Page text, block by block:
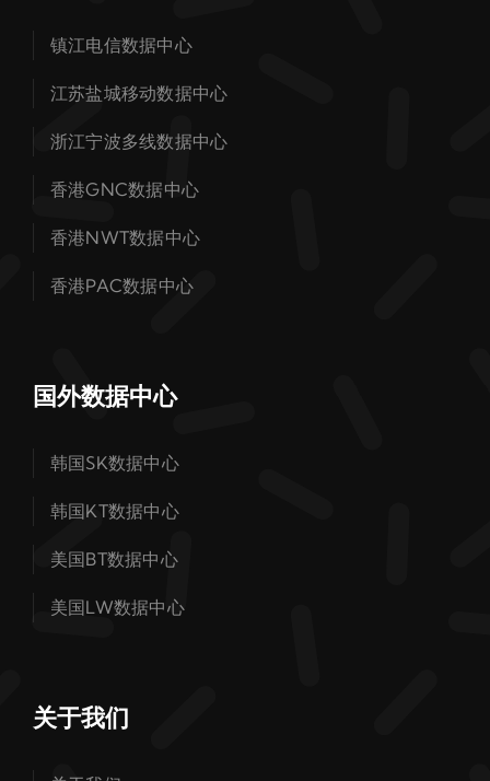
镇江电信数据中心
江苏盐城移动数据中心
浙江宁波多线数据中心
香港GNC数据中心
香港NWT数据中心
香港PAC数据中心
国外数据中心
韩国SK数据中心
韩国KT数据中心
美国BT数据中心
美国LW数据中心
关于我们